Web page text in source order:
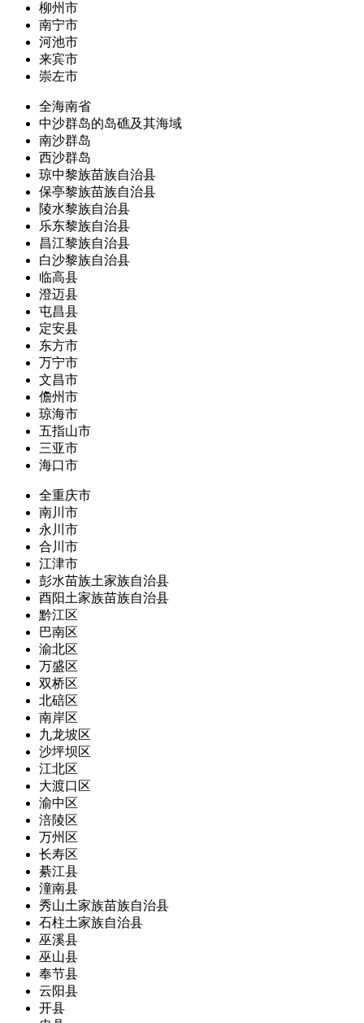
柳州市
南宁市
河池市
来宾市
崇左市
全海南省
中沙群岛的岛礁及其海域
南沙群岛
西沙群岛
琼中黎族苗族自治县
保亭黎族苗族自治县
陵水黎族自治县
乐东黎族自治县
昌江黎族自治县
白沙黎族自治县
临高县
澄迈县
屯昌县
定安县
东方市
万宁市
文昌市
儋州市
琼海市
五指山市
三亚市
海口市
全重庆市
南川市
永川市
合川市
江津市
彭水苗族土家族自治县
酉阳土家族苗族自治县
黔江区
巴南区
渝北区
万盛区
双桥区
北碚区
南岸区
九龙坡区
沙坪坝区
江北区
大渡口区
渝中区
涪陵区
万州区
长寿区
綦江县
潼南县
秀山土家族苗族自治县
石柱土家族自治县
巫溪县
巫山县
奉节县
云阳县
开县